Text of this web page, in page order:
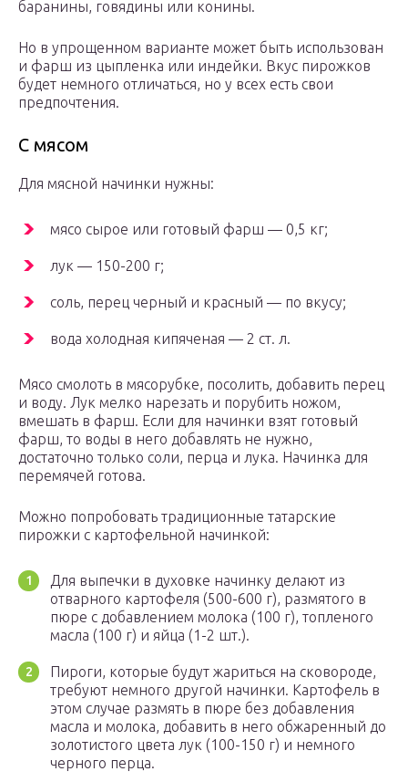
баранины, говядины или конины.
Но в упрощенном варианте может быть использован
и фарш из цыпленка или индейки. Вкус пирожков
будет немного отличаться, но у всех есть свои
предпочтения.
С мясом
Для мясной начинки нужны:
мясо сырое или готовый фарш — 0,5 кг;
лук — 150-200 г;
соль, перец черный и красный — по вкусу;
вода холодная кипяченая — 2 ст. л.
Мясо смолоть в мясорубке, посолить, добавить перец
и воду. Лук мелко нарезать и порубить ножом,
вмешать в фарш. Если для начинки взят готовый
фарш, то воды в него добавлять не нужно,
достаточно только соли, перца и лука. Начинка для
перемячей готова.
Можно попробовать традиционные татарские
пирожки с картофельной начинкой:
Для выпечки в духовке начинку делают из
отварного картофеля (500-600 г), размятого в
пюре с добавлением молока (100 г), топленого
масла (100 г) и яйца (1-2 шт.).
Пироги, которые будут жариться на сковороде,
требуют немного другой начинки. Картофель в
этом случае размять в пюре без добавления
масла и молока, добавить в него обжаренный до
золотистого цвета лук (100-150 г) и немного
черного перца.